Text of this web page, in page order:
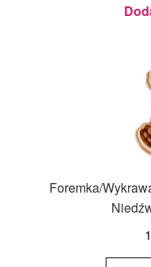
Foremka/